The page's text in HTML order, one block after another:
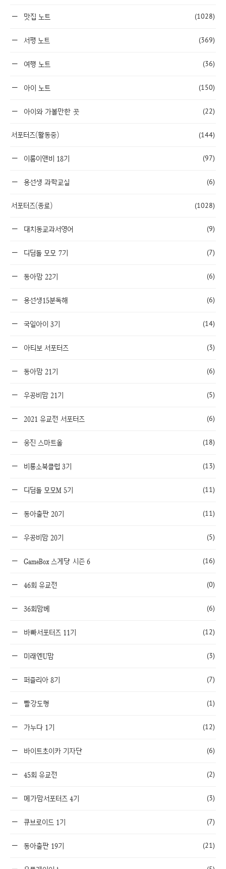
맛집 노트 (1028)
서평 노트 (369)
여행 노트 (36)
아이 노트 (150)
아이와 가볼만한 곳 (22)
서포터즈(활동중) (144)
이룸이앤비 18기 (97)
용선생 과학교실 (6)
서포터즈(종료) (1028)
대치동교과서영어 (9)
디딤돌 모모 7기 (7)
동아맘 22기 (6)
용선생15분독해 (6)
국일아이 3기 (14)
아티보 서포터즈 (3)
동아맘 21기 (6)
우공비맘 21기 (5)
2021 유교전 서포터즈 (6)
웅진 스마트올 (18)
비룡소북클럽 3기 (13)
디딤돌 모모M 5기 (11)
동아출판 20기 (11)
우공비맘 20기 (5)
GameBox 스게당 시즌 6 (16)
46회 유교전 (0)
36회맘베 (6)
바빠서포터즈 11기 (12)
미래엔U맘 (3)
퍼즐리아 8기 (7)
빨강도형 (1)
가누다 1기 (12)
바이트초이카 기자단 (6)
45회 유교전 (2)
메가맘서포터즈 4기 (3)
큐브로이드 1기 (7)
동아출판 19기 (21)